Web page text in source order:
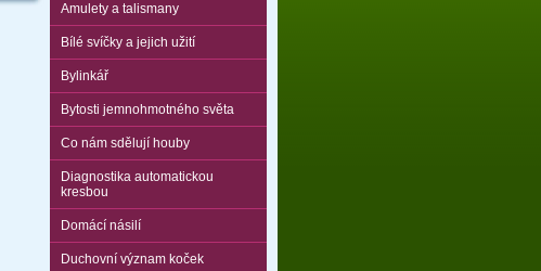
Amulety a talismany
Bílé svíčky a jejich užití
Bylinkář
Bytosti jemnohmotného světa
Co nám sdělují houby
Diagnostika automatickou
kresbou
Domácí násilí
Duchovní význam koček